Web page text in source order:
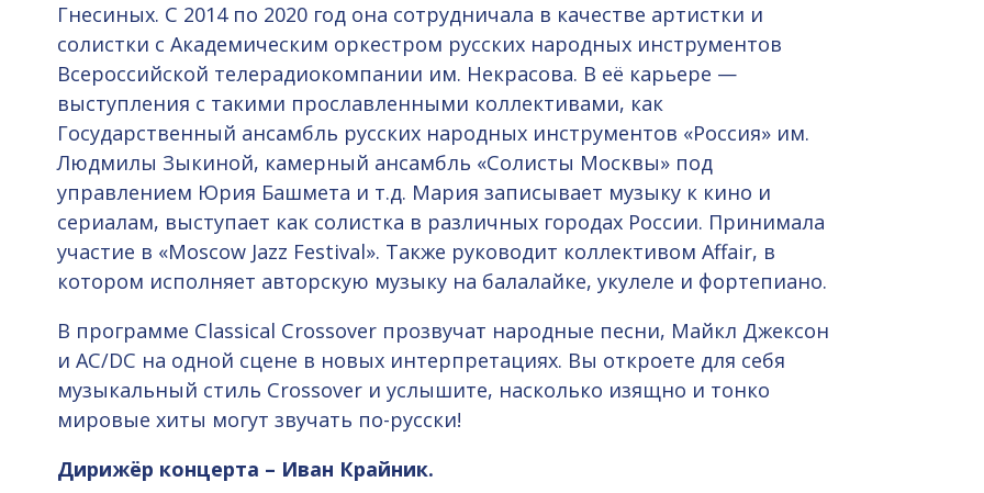
Гнесиных. С 2014 по 2020 год она сотрудничала в качестве артистки и
солистки с Академическим оркестром русских народных инструментов
Всероссийской телерадиокомпании им. Некрасова. В её карьере —
выступления с такими прославленными коллективами, как
Государственный ансамбль русских народных инструментов «Россия» им.
Людмилы Зыкиной, камерный ансамбль «Солисты Москвы» под
управлением Юрия Башмета и т.д. Мария записывает музыку к кино и
сериалам, выступает как солистка в различных городах России. Принимала
участие в «Moscow Jazz Festival». Также руководит коллективом Affair, в
котором исполняет авторскую музыку на балалайке, укулеле и фортепиано.
В программе Classical Crossover прозвучат народные песни, Майкл Джексон
и AC/DC на одной сцене в новых интерпретациях. Вы откроете для себя
музыкальный стиль Crossover и услышите, насколько изящно и тонко
мировые хиты могут звучать по-русски!
Дирижёр концерта – Иван Крайник.